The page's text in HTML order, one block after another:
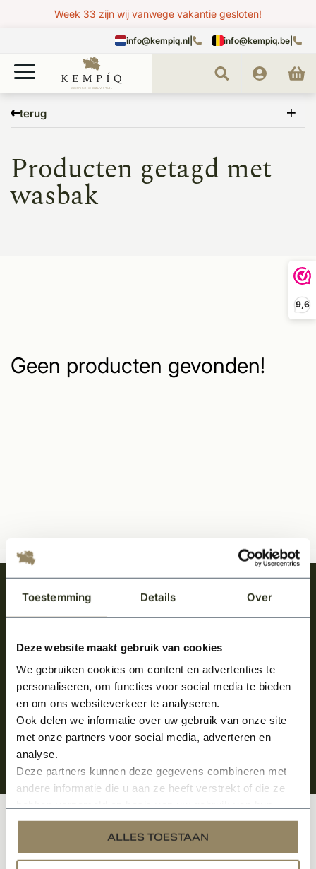
Toestemming Details Over
Deze website maakt gebruik van cookies
We gebruiken cookies om content en advertenties te
personaliseren, om functies voor social media te bieden
en om ons websiteverkeer te analyseren.
Ook delen we informatie over uw gebruik van onze site
met onze partners voor social media, adverteren en
analyse.
Deze partners kunnen deze gegevens combineren met
andere informatie die u aan ze heeft verstrekt of die ze
services.
ALLES TOESTAAN
9,6
Week 33 zijn wij vanwege vakantie gesloten!
info@kempiq.nl info@kempiq.be
terug
wasbak
Producten getagd met
wasbak
Geen producten gevonden!
Meld je aan en ontvang het laatste nieuws
over onze kempische bouwstijl!
Aanmelden voor de nieuwsbrief
Klantenservice